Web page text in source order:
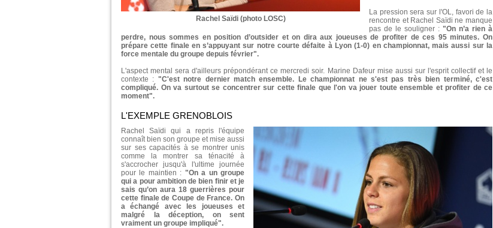
Rachel Saïdi (photo LOSC)
La pression sera sur l'OL, favori de la
rencontre et Rachel Saïdi ne manque
pas de le souligner : "On n’a rien à
perdre, nous sommes en position d’outsider et on dira aux joueuses de profiter de ces 95 minutes. On
prépare cette finale en s’appuyant sur notre courte défaite à Lyon (1-0) en championnat, mais aussi sur la
force mentale du groupe depuis février".
L'aspect mental sera d'ailleurs prépondérant ce mercredi soir. Marine Dafeur mise aussi sur l'esprit collectif et le
contexte : "C'est notre dernier match ensemble. Le championnat ne s'est pas très bien terminé, c'est
compliqué. On va surtout se concentrer sur cette finale que l'on va jouer toute ensemble et profiter de ce
moment".
L'EXEMPLE GRENOBLOIS
Rachel Saïdi qui a repris l'équipe
connaît bien son groupe et mise aussi
sur ses capacités à se montrer unis
comme la montrer sa ténacité à
s'accrocher jusqu'à l'ultime journée
pour le maintien : "On a un groupe
qui a pour ambition de bien finir et je
sais qu’on aura 18 guerrières pour
cette finale de Coupe de France. On
a échangé avec les joueuses et
malgré la déception, on sent
vraiment un groupe impliqué".